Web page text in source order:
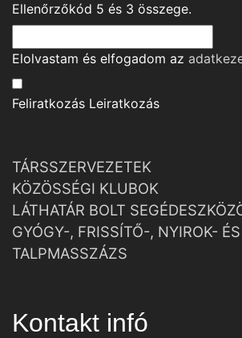
Ellenőrzőkód 5 és 3 összege.
Elolvastam és elfogadom az
Feliratkozás Leiratkozás
TÁRSSZERVEZETEK
KÖZÖSSÉGI KLUBOK
LÁTHATÁR BOLT
GYÓGY-, FRISSÍTŐ-, NYIROK- ÉS
TALPMASSZÁZS
Kontakt infó